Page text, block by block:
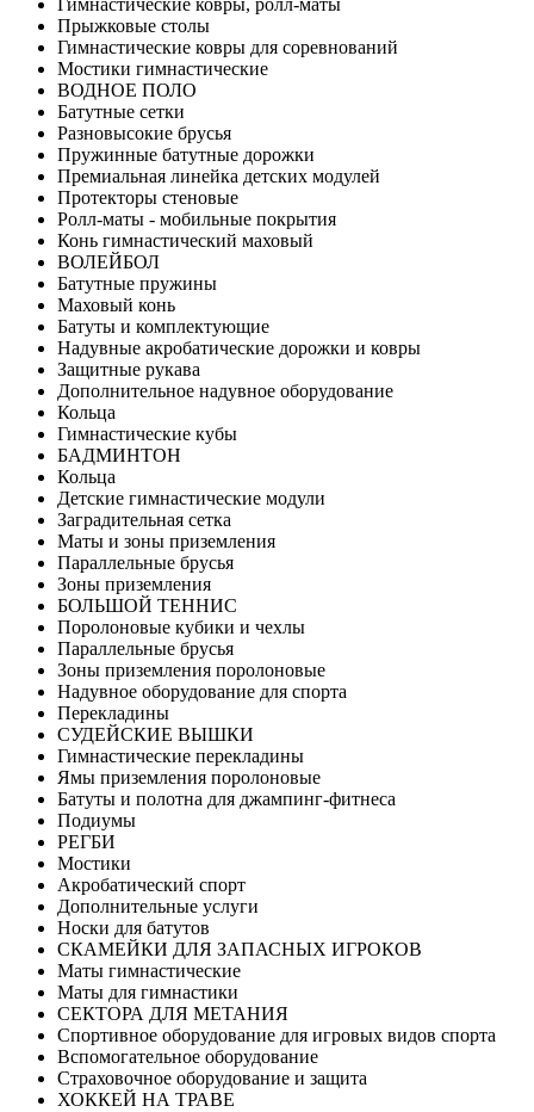
Прыжковые столы
Гимнастические ковры для соревнований
Мостики гимнастические
ВОДНОЕ ПОЛО
Батутные сетки
Разновысокие брусья
Пружинные батутные дорожки
Премиальная линейка детских модулей
Протекторы стеновые
Ролл-маты - мобильные покрытия
Конь гимнастический маховый
ВОЛЕЙБОЛ
Батутные пружины
Маховый конь
Батуты и комплектующие
Надувные акробатические дорожки и ковры
Защитные рукава
Дополнительное надувное оборудование
Кольца
Гимнастические кубы
БАДМИНТОН
Кольца
Детские гимнастические модули
Заградительная сетка
Маты и зоны приземления
Параллельные брусья
Зоны приземления
БОЛЬШОЙ ТЕННИС
Поролоновые кубики и чехлы
Параллельные брусья
Зоны приземления поролоновые
Надувное оборудование для спорта
Перекладины
СУДЕЙСКИЕ ВЫШКИ
Гимнастические перекладины
Ямы приземления поролоновые
Батуты и полотна для джампинг-фитнеса
Подиумы
РЕГБИ
Мостики
Акробатический спорт
Дополнительные услуги
Носки для батутов
СКАМЕЙКИ ДЛЯ ЗАПАСНЫХ ИГРОКОВ
Маты гимнастические
Маты для гимнастики
СЕКТОРА ДЛЯ МЕТАНИЯ
Спортивное оборудование для игровых видов спорта
Вспомогательное оборудование
Страховочное оборудование и защита
ХОККЕЙ НА ТРАВЕ